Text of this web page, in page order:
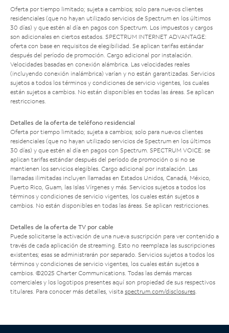
Oferta por tiempo limitado; sujeta a cambios; solo para nuevos clientes
residenciales (que no hayan utilizado servicios de Spectrum en los últimos
30 días) y que estén al día en pagos con Spectrum. Los impuestos y cargos
son adicionales en ciertos estados. SPECTRUM INTERNET ADVANTAGE:
oferta con base en requisitos de elegibilidad. Se aplican tarifas estándar
después del período de promoción. Cargo adicional por instalación.
Velocidades basadas en conexión alámbrica. Las velocidades reales
(incluyendo conexión inalámbrica) varían y no están garantizadas. Servicios
sujetos a todos los términos y condiciones de servicio vigentes, los cuales
están sujetos a cambios. No están disponibles en todas las áreas. Se aplican
restricciones.
Detalles de la oferta de teléfono residencial
Oferta por tiempo limitado; sujeta a cambios; solo para nuevos clientes
residenciales (que no hayan utilizado servicios de Spectrum en los últimos
30 días) y que estén al día en pagos con Spectrum. SPECTRUM VOICE: se
aplican tarifas estándar después del período de promoción o si no se
mantienen los servicios elegibles. Cargo adicional por instalación. Las
llamadas ilimitadas incluyen llamadas en Estados Unidos, Canadá, México,
Puerto Rico, Guam, las Islas Vírgenes y más. Servicios sujetos a todos los
términos y condiciones de servicio vigentes, los cuales están sujetos a
cambios. No están disponibles en todas las áreas. Se aplican restricciones.
Detalles de la oferta de TV por cable
Puede solicitarse la activación de una nueva suscripción para ver contenido a
través de cada aplicación de streaming. Esto no reemplaza las suscripciones
existentes; esas se administrarán por separado. Servicios sujetos a todos los
términos y condiciones de servicio vigentes, los cuales están sujetos a
cambios. ©2025 Charter Communications. Todas las demás marcas
comerciales y los logotipos presentes aquí son propiedad de sus respectivos
titulares. Para conocer más detalles, visita spectrum.com/disclosures